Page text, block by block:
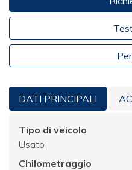
DATI PRINCIPALI
Tipo di veicolo
Usato
Chilometraggio